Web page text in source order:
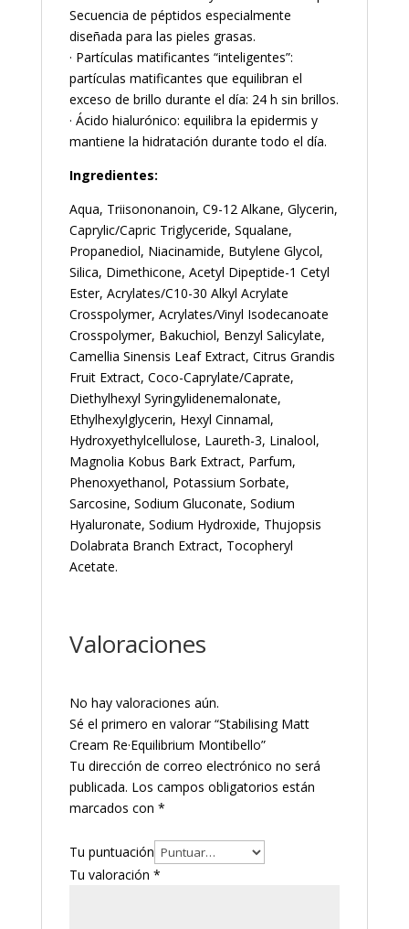
Secuencia de péptidos especialmente
diseñada para las pieles grasas.
· Partículas matificantes “inteligentes”:
partículas matificantes que equilibran el
exceso de brillo durante el día: 24 h sin brillos.
· Ácido hialurónico: equilibra la epidermis y
mantiene la hidratación durante todo el día.
Ingredientes:
Aqua, Triisononanoin, C9-12 Alkane, Glycerin,
Caprylic/Capric Triglyceride, Squalane,
Propanediol, Niacinamide, Butylene Glycol,
Silica, Dimethicone, Acetyl Dipeptide-1 Cetyl
Ester, Acrylates/C10-30 Alkyl Acrylate
Crosspolymer, Acrylates/Vinyl Isodecanoate
Crosspolymer, Bakuchiol, Benzyl Salicylate,
Camellia Sinensis Leaf Extract, Citrus Grandis
Fruit Extract, Coco-Caprylate/Caprate,
Diethylhexyl Syringylidenemalonate,
Ethylhexylglycerin, Hexyl Cinnamal,
Hydroxyethylcellulose, Laureth-3, Linalool,
Magnolia Kobus Bark Extract, Parfum,
Phenoxyethanol, Potassium Sorbate,
Sarcosine, Sodium Gluconate, Sodium
Hyaluronate, Sodium Hydroxide, Thujopsis
Dolabrata Branch Extract, Tocopheryl
Acetate.
Valoraciones
No hay valoraciones aún.
Sé el primero en valorar “Stabilising Matt
Cream Re·Equilibrium Montibello”
Tu dirección de correo electrónico no será
publicada. Los campos obligatorios están
marcados con *
Tu puntuación
Tu valoración *